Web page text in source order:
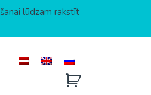
lūdzam rakstīt